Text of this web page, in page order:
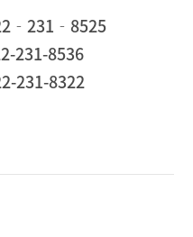
231-8536
8322